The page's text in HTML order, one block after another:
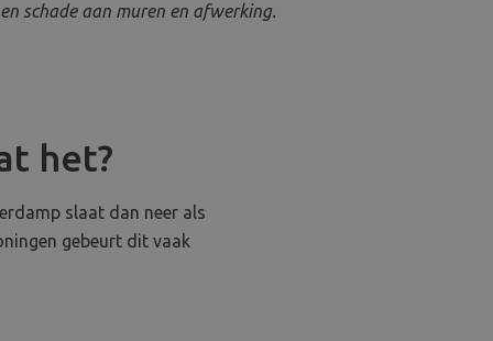
schade aan muren en afwerking.
het?
slaat dan neer als
gebeurt dit vaak